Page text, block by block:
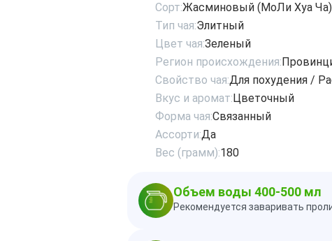
Сорт:Жасминовый (МоЛи Хуа Ча)
Тип чая:Элитный
Цвет чая:Зеленый
Регион происхождения:
Свойство чая:Для похудения /
Вкус и аромат:Цветочный
Форма чая:Связанный
Ассорти:Да
Вес (грамм):180
Объем воды 400-500 мл
Рекомендуется заваривать